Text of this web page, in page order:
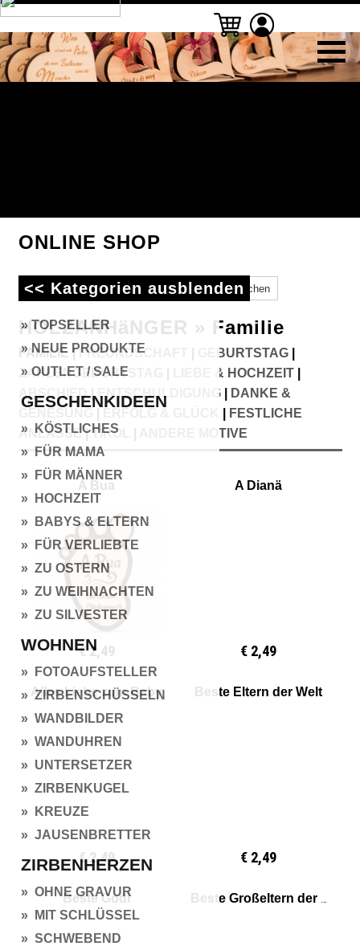
ONLINE SHOP
<< Kategorien ausblenden
» TOPSELLER
» NEUE PRODUKTE
» OUTLET / SALE
GESCHENKIDEEN
» KÖSTLICHES
» FÜR MAMA
» FÜR MÄNNER
» HOCHZEIT
» BABYS & ELTERN
» FÜR VERLIEBTE
» ZU OSTERN
» ZU WEIHNACHTEN
» ZU SILVESTER
WOHNEN
» FOTOAUFSTELLER
» ZIRBENSCHÜSSELN
» WANDBILDER
» WANDUHREN
» UNTERSETZER
» ZIRBENKUGEL
» KREUZE
» JAUSENBRETTER
ZIRBENHERZEN
» OHNE GRAVUR
» MIT SCHLÜSSEL
» SCHWEBEND
HOLZANHäNGER » Familie
FAMILIE |FREUNDSCHAFT GEBURTSTAG|
ZAHLENGEBURTSTAG
LIEBE & HOCHZEIT|
ABSCHIED| ENTSCHULDIGUNG|
DANKE &
FESTLICHE
ANLÄSSE|TIROL ANDERE MOTIVE
A Bua
€ 2,49
A Dianä
€ 2,49
Alles Liebe zum Baby
€ 2,49
Beste Eltern der Welt
€ 2,49
Beste Godi Beste Großeltern der Welt